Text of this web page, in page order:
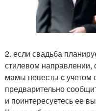
2. если свадьба
стилевом направлении,
мамы невесты с учетом
предварительно
и поинтересуетесь ее